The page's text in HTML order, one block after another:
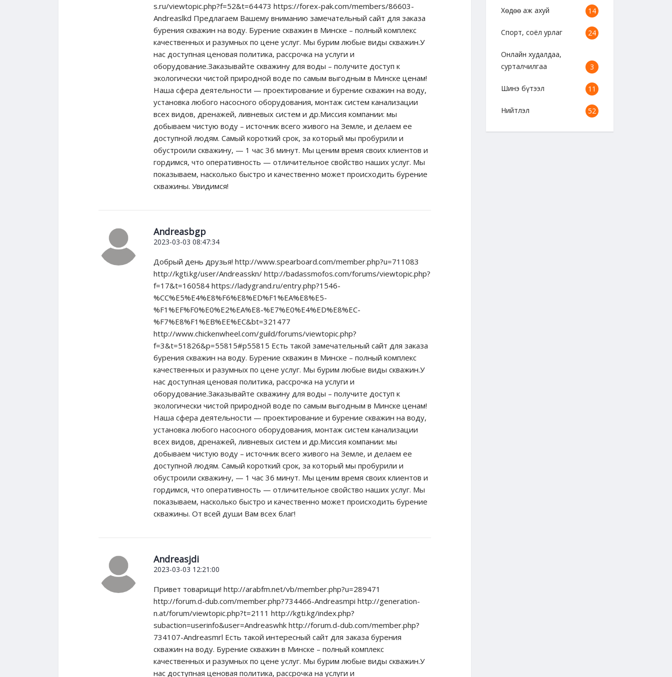
s.ru/viewtopic.php?f=52&t=64473 https://forex-pak.com/members/86603-
Andreaslkd Предлагаем Вашему вниманию замечательный сайт для заказа
бурения скважин на воду. Бурение скважин в Минске – полный комплекс
качественных и разумных по цене услуг. Мы бурим любые виды скважин.У
нас доступная ценовая политика, рассрочка на услуги и
оборудование.Заказывайте скважину для воды – получите доступ к
экологически чистой природной воде по самым выгодным в Минске ценам!
Наша сфера деятельности — проектирование и бурение скважин на воду,
установка любого насосного оборудования, монтаж систем канализации
всех видов, дренажей, ливневых систем и др.Миссия компании: мы
добываем чистую воду – источник всего живого на Земле, и делаем ее
доступной людям. Самый короткий срок, за который мы пробурили и
обустроили скважину, — 1 час 36 минут. Мы ценим время своих клиентов и
гордимся, что оперативность — отличительное свойство наших услуг. Мы
показываем, насколько быстро и качественно может происходить бурение
скважины. Увидимся!
Andreasbgp
2023-03-03 08:47:34
Добрый день друзья! http://www.spearboard.com/member.php?u=711083
http://kgti.kg/user/Andreasskn/ http://badassmofos.com/forums/viewtopic.php?
f=17&t=160584 https://ladygrand.ru/entry.php?1546-
%CC%E5%E4%E8%F6%E8%ED%F1%EA%E8%E5-
%F1%EF%F0%E0%E2%EA%E8-%E7%E0%E4%ED%E8%EC-
%F7%E8%F1%EB%EE%EC&bt=321477
http://www.chickenwheel.com/guild/forums/viewtopic.php?
f=3&t=51826&p=55815#p55815 Есть такой замечательный сайт для заказа
бурения скважин на воду. Бурение скважин в Минске – полный комплекс
качественных и разумных по цене услуг. Мы бурим любые виды скважин.У
нас доступная ценовая политика, рассрочка на услуги и
оборудование.Заказывайте скважину для воды – получите доступ к
экологически чистой природной воде по самым выгодным в Минске ценам!
Наша сфера деятельности — проектирование и бурение скважин на воду,
установка любого насосного оборудования, монтаж систем канализации
всех видов, дренажей, ливневых систем и др.Миссия компании: мы
добываем чистую воду – источник всего живого на Земле, и делаем ее
доступной людям. Самый короткий срок, за который мы пробурили и
обустроили скважину, — 1 час 36 минут. Мы ценим время своих клиентов и
гордимся, что оперативность — отличительное свойство наших услуг. Мы
показываем, насколько быстро и качественно может происходить бурение
скважины. От всей души Вам всех благ!
Andreasjdi
2023-03-03 12:21:00
Привет товарищи! http://arabfm.net/vb/member.php?u=289471
http://forum.d-dub.com/member.php?734466-Andreasmpi http://generation-
n.at/forum/viewtopic.php?t=2111 http://kgti.kg/index.php?
subaction=userinfo&user=Andreaswhk http://forum.d-dub.com/member.php?
734107-Andreasmrl Есть такой интересный сайт для заказа бурения
скважин на воду. Бурение скважин в Минске – полный комплекс
качественных и разумных по цене услуг. Мы бурим любые виды скважин.У
нас доступная ценовая политика, рассрочка на услуги и
Хөдөө аж ахуй 14
Спорт, соёл урлаг 24
Онлайн худалдаа,
сурталчилгаа
3
Шинэ бүтээл 11
Нийтлэл 52